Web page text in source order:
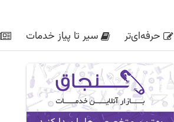
حرفه‌ای‌تر سیر تا پیاز خدمات